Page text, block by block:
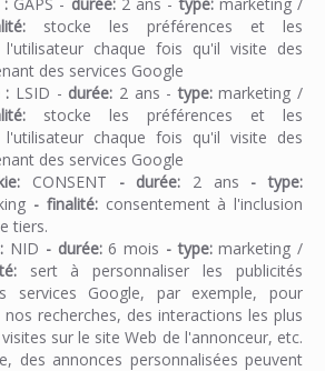
stocke les préférences et les
chaque fois qu'il visite des
des services Google
: LSID - durée: 2 ans -type:marketing /
stocke les préférences et les
chaque fois qu'il visite des
des services Google
CONSENT - durée: 2 ans -type:
- finalité: consentement à l'inclusion
tiers.
NID -durée: 6 mois -type:marketing /
sert à personnaliser les publicités
services Google, par exemple, pour
recherches, des interactions les plus
sur le site Web de l'annonceur, etc.
des annonces personnalisées peuvent